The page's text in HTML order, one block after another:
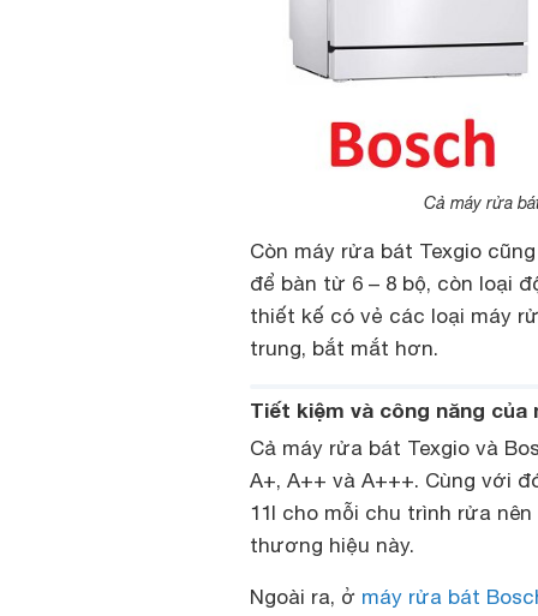
Cả máy rửa
Còn máy rửa bát Texgio
để bàn từ 6 – 8 bộ, còn loại
thiết kế có vẻ các loại máy
trung, bắt mắt hơn.
Tiết kiệm và công năng
Cả máy rửa bát Texgio và
A+, A++ và A+++. Cùng với
11l cho mỗi chu trình rửa
thương hiệu này.
Ngoài ra, ở máy rửa bát